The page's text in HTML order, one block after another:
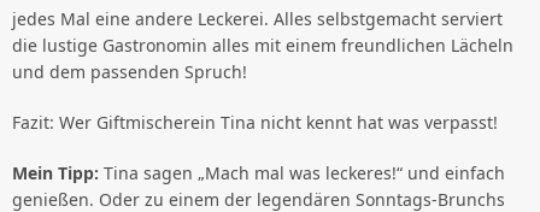
jedes Mal eine andere Leckerei. Alles selbstgemacht serviert
die lustige Gastronomin alles mit einem freundlichen Lächeln
und dem passenden Spruch!
Fazit: Wer Giftmischerein Tina nicht kennt hat was verpasst!
Mein Tipp: Tina sagen „Mach mal was leckeres!“ und einfach
genießen. Oder zu einem der legendären Sonntags-Brunchs